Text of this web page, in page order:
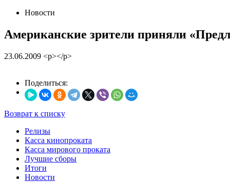
Новости
Американские зрители приняли
23.06.2009 <p></p>
Поделиться:
Возврат к списку
Релизы
Касса кинопроката
Касса мирового проката
Лучшие сборы
Итоги
Новости